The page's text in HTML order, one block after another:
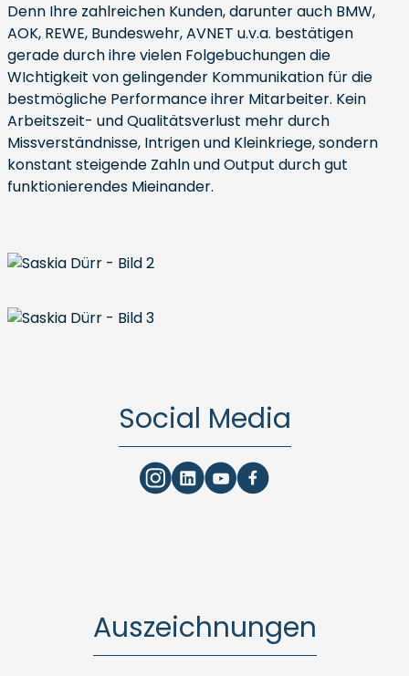
Denn Ihre zahlreichen Kunden, darunter auch BMW,
AOK, REWE, Bundeswehr, AVNET u.v.a. bestätigen
gerade durch ihre vielen Folgebuchungen die
WIchtigkeit von gelingender Kommunikation für die
bestmögliche Performance ihrer Mitarbeiter. Kein
Arbeitszeit- und Qualitätsverlust mehr durch
Missverständnisse, Intrigen und Kleinkriege, sondern
konstant steigende Zahln und Output durch gut
funktionierendes Mieinander.
Social Media
Auszeichnungen